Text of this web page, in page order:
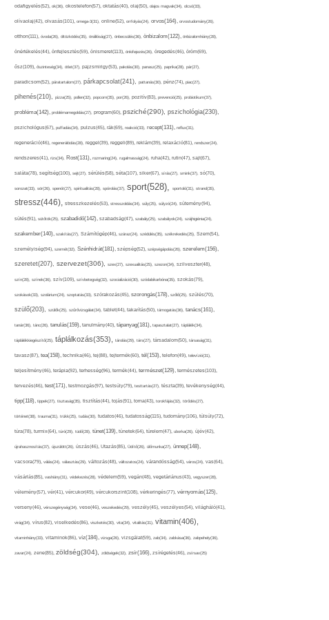
odafigyelés(52), ok(36), okostelefon(57), oktatás(40), olaj(50), olajos magvak(34), olcsó(33),
olívaolaj(42), olvasás(101), omega-3(31), online(52), orrfolyás(24), orvos(164), orvostudomány(26),
otthon(111), óvoda(26), öltözködés(35), önállóság(27), önbecsülés(36), önbizalom(122), önbizalomhiány(28),
önértékelés(44), önfejlesztés(59), önismeret(113), önkifejezés(26), öregedés(46), öröm(69),
ősz(109), őszinteség(34), ötlet(37), pajzsmirigy(53), pakolás(30), panasz(25), paprika(28), pár(27),
paradicsom(52), páratartalom(27), párkapcsolat(241), pattanás(30), pénz(74), piac(27),
pihenés(210), pizza(25), pollen(32), popcorn(35), por(26), pozitív(83), prevenció(25), probiotikum(37),
probléma(142), problémamegoldás(27), program(60), psziché(290), pszichológia(230),
pszichológus(67), puffadás(34), pulzus(45), rák(69), reakció(33), recept(131), reflux(31),
regeneráció(46), regenerálódás(28), reggel(39), reggeli(89), reklám(39), relaxáció(81), rendszer(24),
rendszeres(41), rizs(34), Rost(131), rozmaring(24), rugalmasság(24), ruha(42), rutin(47), sajt(67),
saláta(78), segítség(100), sejt(27), sérülés(58), séta(107), siker(67), sírás(27), smink(37), só(70),
sorozat(33), sör(26), spenót(27), spiritualitás(28), spórolás(37), sport(528), sportoló(31), strand(35),
stressz(446), stresszkezelés(53), stresszoldás(34), súly(25), súlyzó(24), sütemény(94),
sütés(91), sütőtök(25), szabadidő(142), szabadság(47), szabály(25), szabályok(24), szájhigiénia(24),
szakember(140), szakítás(27), Számítógép(46), száraz(24), szédülés(35), székrekedés(25), Szem(54),
személyiség(94), szemét(32), Szénhidrát(181), szépség(52), szépségápolás(26), szerelem(156),
szeretet(207), szervezet(306), szex(27), szexualitás(25), szezon(34), szilveszter(48),
szín(28), színek(36), szív(109), szívbetegség(32), szocializáció(30), szódabikarbóna(35), szokás(79),
szokások(33), szolárium(24), szoptatás(33), szórakozás(45), szorongás(178), szőlő(25), szülés(70),
szülő(203), szülők(25), szűrővizsgálat(34), tablet(44), takarítás(50), támogatás(36), tanács(161),
tanár(36), tánc(26), tanulás(159), tanulmány(40), tápanyag(181), tapasztalat(27), táplálék(34),
táplálékkiegészítő(25), táplálkozás(353), tárolás(29), társ(27), társadalom(50), társaság(31),
tavasz(87), tea(158), technika(46), tej(88), tejtermék(60), tél(153), telefon(49), televízió(31),
teljesítmény(46), terápia(92), terhesség(96), termék(44), természet(129), természetes(103),
tervezés(46), test(171), testmozgás(97), testsúly(79), testtartás(27), tészta(39), tevékenység(44),
tipp(118), tippek(27), tisztaság(35), tisztítás(44), tojás(91), torna(43), torokfájás(32), törődés(27),
történet(38), trauma(31), trükk(25), tudás(30), tudatos(46), tudatosság(115), tudomány(106), túlsúly(72),
túra(78), turmix(64), túró(29), tüdő(28), tünet(139), tünetek(64), türelem(47), uborka(26), újév(42),
újrahasznosítás(37), újszülött(26), úszás(46), Utazás(85), Üdítő(26), ülőmunka(27), ünnep(148),
vacsora(79), válás(24), választás(29), változás(48), változatos(24), várandósság(54), város(24), vas(64),
vásárlás(85), vashiány(31), védekezés(28), védelem(59), vegán(48), vegetáriánus(43), vegyszer(28),
vélemény(57), vér(41), vércukor(49), vércukorszint(108), vérkeringés(77), vérnyomás(125),
verseny(46), vérszegénység(34), vese(46), veszekedés(29), veszély(45), veszélyes(54), világháló(41),
virág(34), vírus(82), viselkedés(86), viszketés(30), vita(34), vitalitás(31), vitamin(406),
vitaminhiány(33), vitaminok(86), víz(184), vizsga(26), vizsgálat(59), zab(34), zabkása(36), zabpehely(36),
zavar(24), zene(85), zöldség(304), zöldségek(32), zsír(166), zsírégetés(46), zsírsav(25)